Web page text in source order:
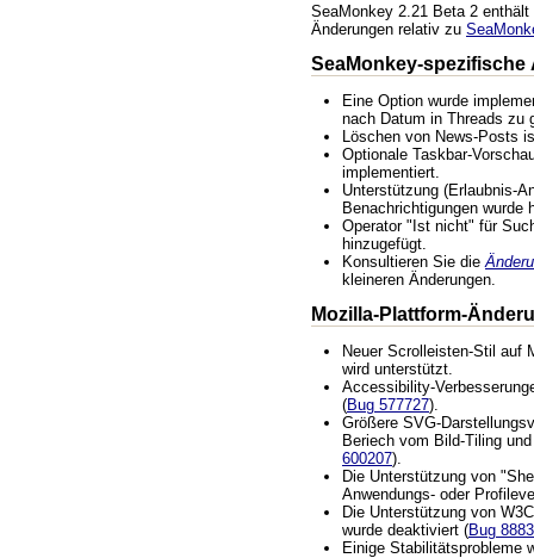
SeaMonkey 2.21 Beta 2 enthält
Änderungen relativ zu
SeaMonkey-spezifische
Eine Option wurde
nach Datum in Threads zu
Löschen von News-Posts
Optionale Taskbar-
implementiert.
Unterstützung (Erlaubnis-
Benachrichtigungen wurde
Operator "Ist nicht" für
hinzugefügt.
Konsultieren Sie die
kleineren Änderungen.
Mozilla-Plattform-
Neuer Scrolleisten-Stil auf
wird unterstützt.
Accessibility-
(Bug 577727).
Größere SVG-
Beriech vom Bild-Tiling
600207).
Die Unterstützung von
Anwendungs- oder
Die Unterstützung von
wurde deaktiviert (Bug
Einige Stabilitätsprobleme